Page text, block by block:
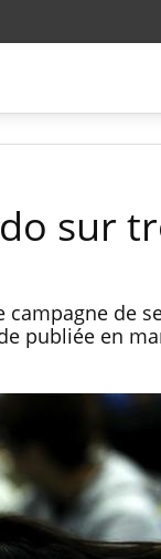
sur
campagne de
publiée en